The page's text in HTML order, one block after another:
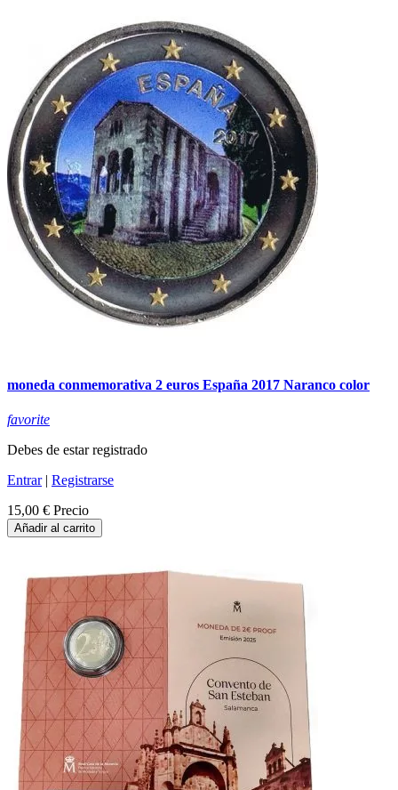
moneda conmemorativa 2 euros España 2017 Naranco color
favorite
Debes de estar registrado
Entrar| Registrarse
15,00 € Precio
Añadir al carrito